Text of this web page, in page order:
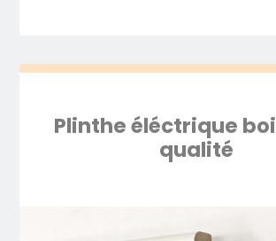
Plinthe éléctrique
qualité